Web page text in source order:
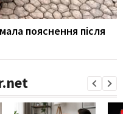
пояснення після